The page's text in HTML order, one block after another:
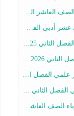
الثاني 2025-2026
الثاني 2025-2026
2025-2026
هيثم الليثي
2026 أ عمرو فايز
2026 أ عمرو فايز
الثاني أ أحمد نبيه